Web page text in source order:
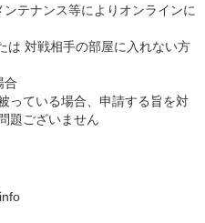
テナンス等によりオンラインに
は 対戦相手の部屋に入れない方
合
っている場合、申請する旨を対
題ございません